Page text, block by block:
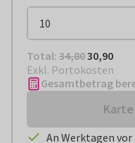
Total: € 30,90
Total: 34,8030,90
Exkl. Portokosten
Gesamtbetrag
An Werktagen